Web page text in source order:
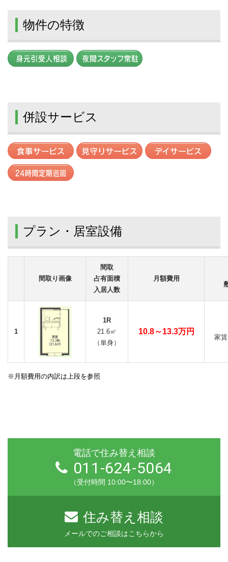
物件の特徴
併設サービス
プラン・居室設備
間取り画像
間取
占有面積
入居人数
月額費用
1
1R
21.6㎡
（単身）
10.8～13.3万円
家
※月額費用の内訳は上段を参照
電話で住み替え相談
011-624-5064
（受付時間 10:00〜18:00）
住み替え相談
メールでのご相談はこちらから